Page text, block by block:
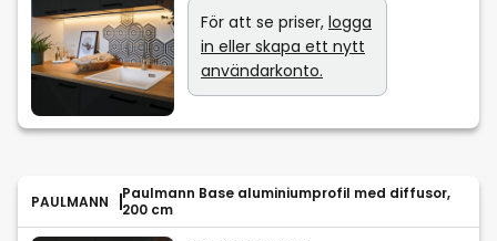
För att se priser, logga
in eller skapa ett nytt
användarkonto.
PAULMANN
Paulmann Base aluminiumprofil med diffusor,
200 cm